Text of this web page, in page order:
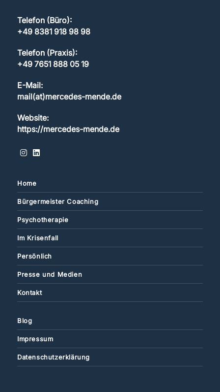
Telefon (Büro):
+49 8381 918 98 98
Telefon (Praxis):
+49 7651 888 05 19
E-Mail:
mail(at)mercedes-mende.de
Website:
https://mercedes-mende.de
Home
Bürgermeister Coaching
Psychotherapie
Im Krisenfall
Persönlich
Presse und Medien
Kontakt
Blog
Impressum
Datenschutzerklärung